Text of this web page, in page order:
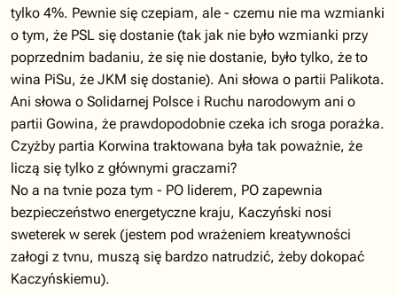
tylko 4%. Pewnie się czepiam, ale - czemu nie ma wzmianki
o tym, że PSL się dostanie (tak jak nie było wzmianki przy
poprzednim badaniu, że się nie dostanie, było tylko, że to
wina PiSu, że JKM się dostanie). Ani słowa o partii Palikota.
Ani słowa o Solidarnej Polsce i Ruchu narodowym ani o
partii Gowina, że prawdopodobnie czeka ich sroga porażka.
Czyżby partia Korwina traktowana była tak poważnie, że
liczą się tylko z głównymi graczami?
No a na tvnie poza tym - PO liderem, PO zapewnia
bezpieczeństwo energetyczne kraju, Kaczyński nosi
sweterek w serek (jestem pod wrażeniem kreatywności
załogi z tvnu, muszą się bardzo natrudzić, żeby dokopać
Kaczyńskiemu).